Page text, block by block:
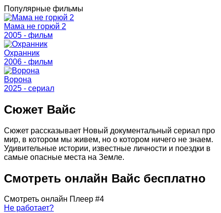
Популярные фильмы
Мама не горюй 2
2005 - фильм
Охранник
2006 - фильм
Ворона
2025 - cериал
Сюжет Вайс
Сюжет рассказывает Новый документальный сериал про
мир, в котором мы живем, но о котором ничего не знаем.
Удивительные истории, известные личности и поездки в
самые опасные места на Земле.
Смотреть онлайн Вайс бесплатно
Смотреть онлайн Плеер #4
Не работает?